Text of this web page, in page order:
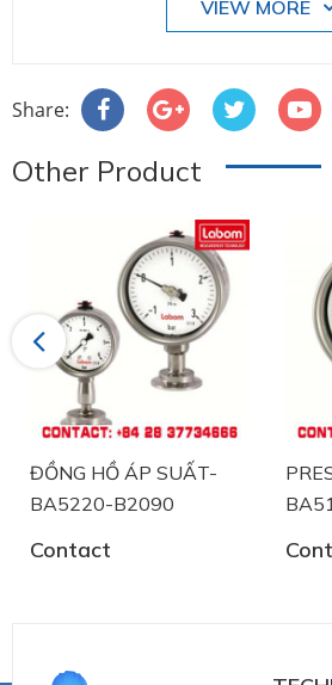
Case design: IP 65 with case
connection at back, centric
Process connection G 1/4 B
Nominal range: 0...2.5 bar
#LABO00000223 #labom
#apsuatke #thietbicongnghiep
VIEW MORE
Share:
Other Product
Previous
ĐỒNG HỒ ÁP SUẤT-
BA5220-B2090
Contact